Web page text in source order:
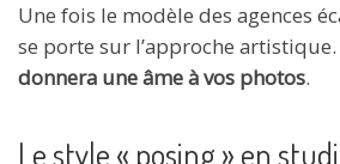
Une fois le modèle des agences
se porte sur l’approche artistique.
donnera une âme à vos photos.
Le style « posing » en